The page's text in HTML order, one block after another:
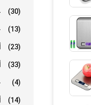
(30)
(13)
(23)
(33)
(4)
(14)